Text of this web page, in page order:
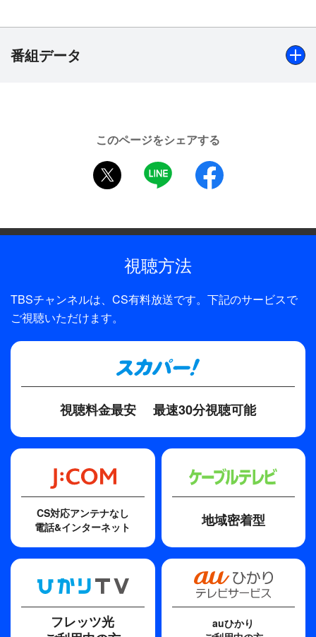
まらず、独演会のチケットは即完売。テレビ・ラジ
オ・雑誌などで多くのレギュラーを持ち、CMにも
起用されるとなるなど、いま最も勢いのある落語家
の“落語好き”の方を満足させることはもちろん、初
めて落語を見る方もまた新たな“落語好き”となるこ
と間違いなし！乞うご期待！！
春風亭一之輔「鰻の幇間（うなぎのたいこ）」
千代田区）】
番組データ
1話
プロデューサー
大橋功、今野徹（イースト）
今野徹（イースト）
このページをシェアする
twitter
LINE
視聴方法
TBSチャンネルは、CS有料放送です。下記のサービスで
ご視聴いただけます。
視聴料金最安 最速30分視聴可能
CS対応アンテナなし
電話&インターネット
地域密着型
フレッツ光
auひかり